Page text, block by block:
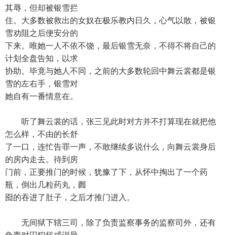
其辱，但却被银雪拦
住。大多数被救出的女奴在极乐教内日久，心气以散，被银
雪劝阻之后便安分的
下来。唯她一人不依不饶，最后银雪无奈，不得不将自己的
计划全盘告知，以求
协助。毕竟与她人不同，之前的大多数轮回中舞云裳都是银
雪的左右手，银雪对
她自有一番情意在。
听了舞云裳的话，张三见此时对方并不打算现在就把他
怎么样，不由的长舒
了一口，连忙告罪一声，不敢继续多说什么，向舞云裳身后
的房内走去。待到房
门前，正要推门的时候，犹豫了下，从怀中掏出了一个药
瓶，倒出几粒药丸，囫
囵的吞进了肚子，之后才推门进入。
无间狱下辖三司，除了负责监察事务的监察司外，还有